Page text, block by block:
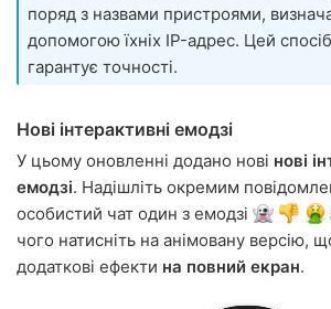
поряд з назвами пристроями,
допомогою їхніх IP-адрес. Цей
гарантує точності.
Нові інтерактивні емодзі
У цьому оновленні додано нові нові
емодзі. Надішліть окремим
особистий чат один з емодзі
чого натисніть на анімовану версію,
додаткові ефекти на повний екран.